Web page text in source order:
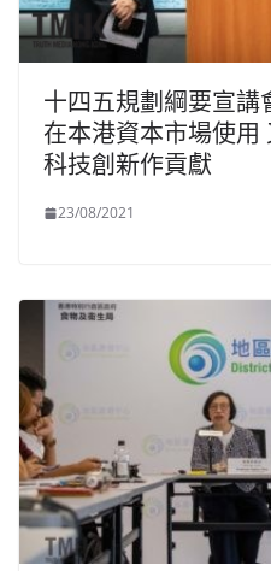
十四五規劃綱要宣講
在本港資本市場使用
科技創新作貢獻
23/08/2021